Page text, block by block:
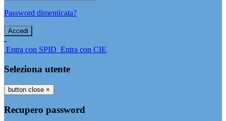
Password dimenticata?
-
Entra con SPID Entra con CIE
Seleziona utente
button close ×
Recupero password